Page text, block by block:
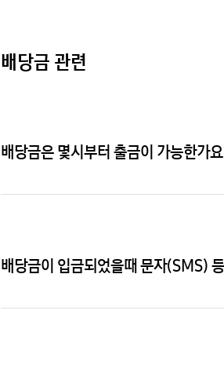
배당금 관련
배당금은 몇시부터 출금이 가능한가
배당금이 입금되었을때 문자(SMS)